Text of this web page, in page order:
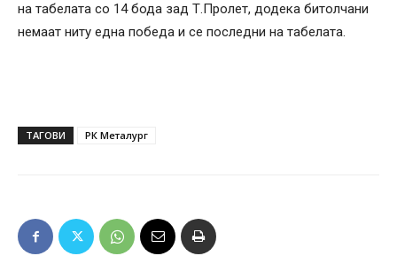
на табелата со 14 бода зад Т.Пролет, додека битолчани
немаат ниту една победа и се последни на табелата.
ТАГОВИ РК Металург